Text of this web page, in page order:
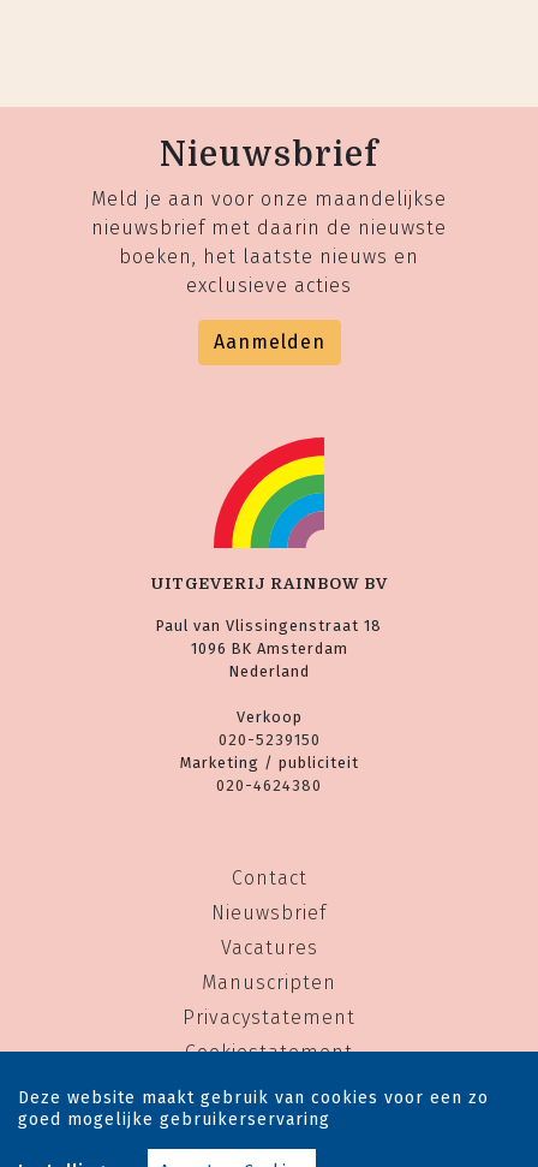
Nieuwsbrief
Meld je aan voor onze maandelijkse
nieuwsbrief met daarin de nieuwste
boeken, het laatste nieuws en
exclusieve acties
Aanmelden
UITGEVERIJ RAINBOW BV
Paul van Vlissingenstraat 18
1096 BK Amsterdam
Nederland
Verkoop
020-5239150
Marketing / publiciteit
020-4624380
Contact
Nieuwsbrief
Vacatures
Manuscripten
Privacystatement
Cookiestatement
Cookie-instellingen
Deze website maakt gebruik van cookies voor een zo
goed mogelijke gebruikerservaring